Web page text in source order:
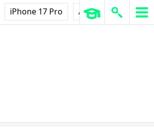
iPhone 17 Pro AirPods Pro 3